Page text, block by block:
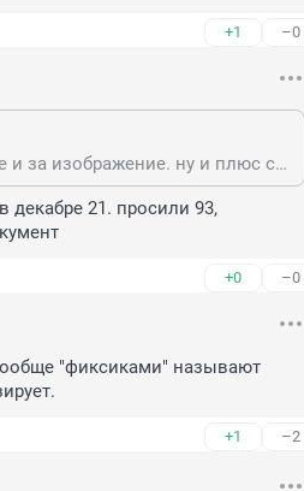
+1 –0
конечно досудебная, через суд 50+50 за название и за изображение. ну и плюс судебные издержки
декабре 21. просили 93,
+0 –0
"фиксиками" называют
+1 –2